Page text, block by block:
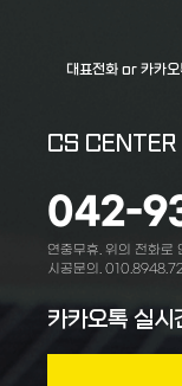
대표전화 or 카카
CS CENTER
042-
연중무휴. 위의 전화로
시공문의.
카카오톡 실시